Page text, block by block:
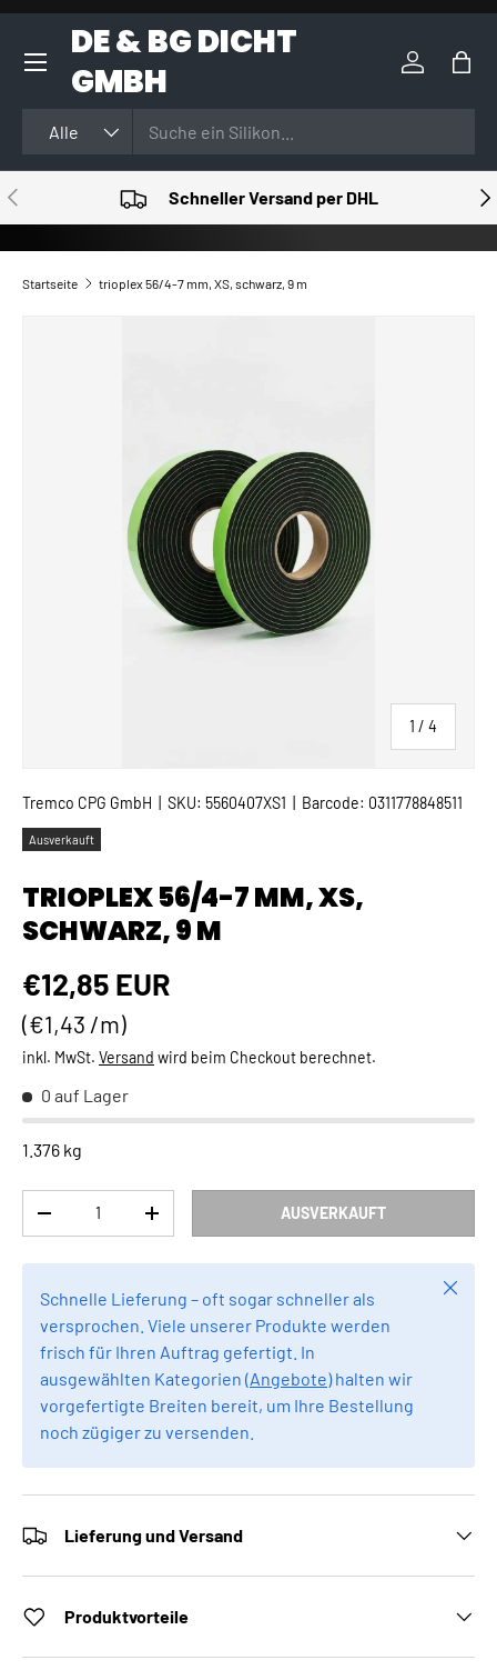
DIREKT ZUM INHALT
DE & BG DICHT
GMBH
Alle
Einloggen
VORHERIGE Schneller Versand per DHL
Startseite trioplex 56/4-7 mm, XS, schwarz, 9 m
1 / von
4
Tremco CPG GmbH SKU: 5560407XS1 Barcode: 0311778848511
Ausverkauft
TRIOPLEX 56/4-7 MM, XS,
SCHWARZ, 9 M
Normaler Preis
€12,85 EUR
Grundpreis
€1,43 /m
inkl. MwSt. Versand wird beim Checkout berechnet.
0 auf Lager
1.376 kg
MENGE VERRINGERNMENGE ERHÖHEN AUSVERKAUFT
Schnelle Lieferung – oft sogar schneller als
versprochen. Viele unserer Produkte werden
frisch für Ihren Auftrag gefertigt. In
ausgewählten Kategorien (Angebote) halten wir
vorgefertigte Breiten bereit, um Ihre Bestellung
noch zügiger zu versenden.
Lieferung und Versand
Produktvorteile